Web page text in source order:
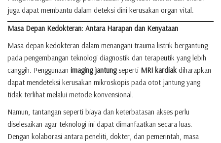
juga dapat membantu dalam deteksi dini kerusakan organ vital.
Masa Depan Kedokteran: Antara Harapan dan Kenyataan
Masa depan kedokteran dalam menangani trauma listrik bergantung
pada pengembangan teknologi diagnostik dan terapeutik yang lebih
canggih. Penggunaan imaging jantungseperti MRI kardiak diharapkan
dapat mendeteksi kerusakan mikroskopis pada otot jantung yang
tidak terlihat melalui metode konvensional.
Namun, tantangan seperti biaya dan keterbatasan akses perlu
diselesaikan agar teknologi ini dapat dimanfaatkan secara luas.
Dengan kolaborasi antara peneliti, dokter, dan pemerintah, masa